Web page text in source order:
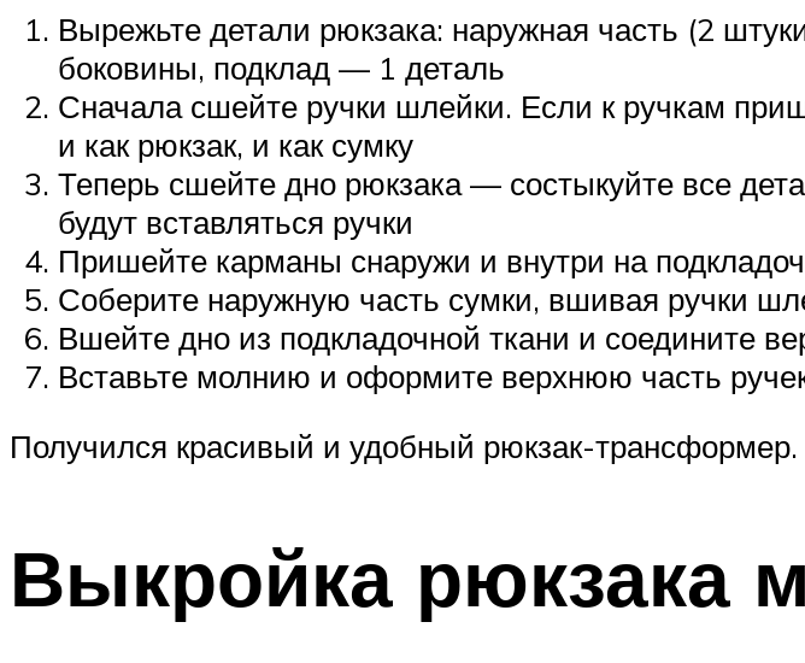
Вырежьте детали рюкзака: наружная часть (2
боковины, подклад — 1 деталь
Сначала сшейте ручки шлейки. Если к ручкам
и как рюкзак, и как сумку
Теперь сшейте дно рюкзака — состыкуйте все
будут вставляться ручки
Пришейте карманы снаружи и внутри на
Соберите наружную часть сумки, вшивая ручки
Вшейте дно из подкладочной ткани и соедините
Вставьте молнию и оформите верхнюю часть
Получился красивый и удобный рюкзак-
Выкройка рюкзака